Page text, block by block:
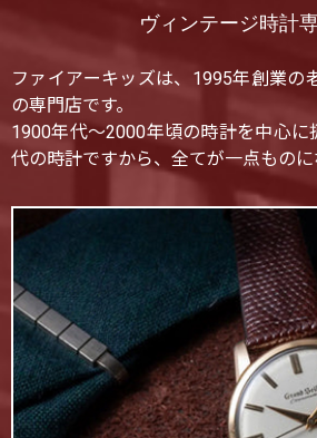
ヴィンテージ時計
ファイアーキッズは、1995年創業の
の専門店です。
1900年代〜2000年頃の時計を中心に
代の時計ですから、全てが一点ものに